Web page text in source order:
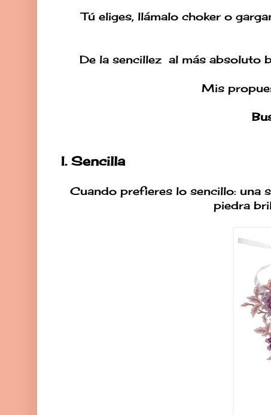
Tú eliges, llámalo choker o
De la sencillez al más absoluto
Mis
I. Sencilla
Cuando prefieres lo sencillo: una
piedra